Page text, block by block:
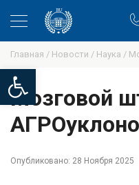
Open toolbar
Главная / Новости / Наука /
Мозговой
Опубликовано: 28 Ноября 2025